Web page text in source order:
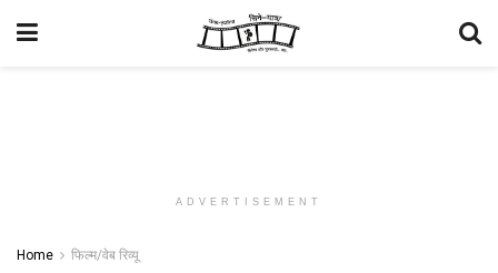
ADVERTISEMENT
Home फिल्म/वेब रिव्यू